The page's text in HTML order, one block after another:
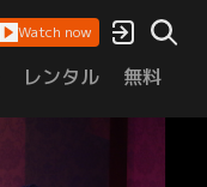
Watch now
レンタル 無料